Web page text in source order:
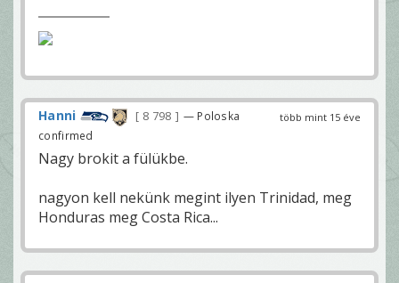
több mint 15 éve
Hanni 8 798
— Poloska
confirmed
Nagy brokit a fülükbe.
nagyon kell nekünk megint ilyen Trinidad, meg
Honduras meg Costa Rica...